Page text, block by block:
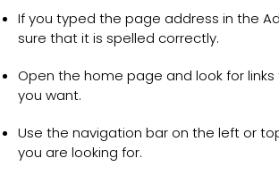
If you typed the page address in the
sure that it is spelled correctly.
Open the home page and look for
you want.
Use the navigation bar on the left or
you are looking for.